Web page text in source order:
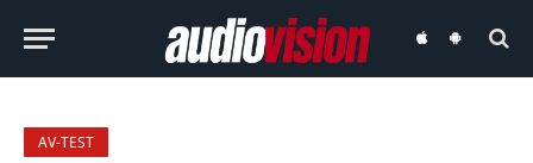
audiovisionaudiovision
AV-TEST